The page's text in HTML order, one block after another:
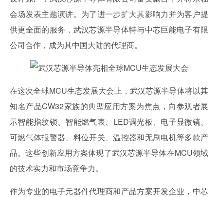
会场发表主题演讲。为了进一步扩大其影响力并为客户提
供更全面的服务，武汉芯源半导体特与中芯巨能电子有限
公司合作，成为其中国大陆的代理商。
在这次全球MCU生态发展大会上，武汉芯源半导体将以其
知名产品CW32家族的典型应用方案为焦点，向参观者展
示智能指纹锁、智能燃气表、LED调光板、电子显微镜、
可燃气体报警器、料位开关、温控器和无刷电机等多款产
品。这些创新应用方案体现了武汉芯源半导体在MCU领域
的技术实力和市场竞争力。
作为专业的电子元器件代理商和产品方案开发企业，中芯